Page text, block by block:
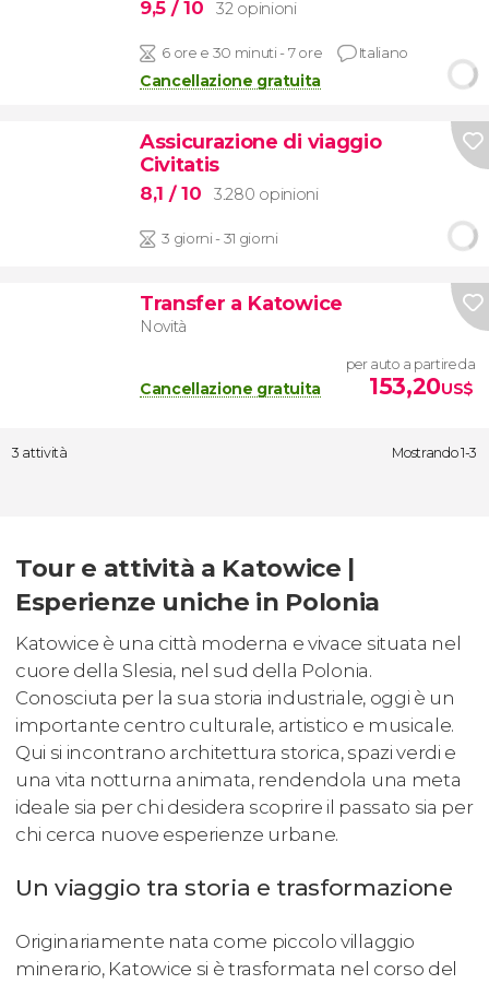
9,5 / 10 32 opinioni
6 ore e 30 minuti - 7 ore Italiano
Cancellazione gratuita
Assicurazione di viaggio
Civitatis
8,1 / 10 3.280 opinioni
3 giorni - 31 giorni
Transfer a Katowice
Novità
Cancellazione gratuita
per auto a partire da
153,20US$
3 attività Mostrando 1-3
Tour e attività a Katowice |
Esperienze uniche in Polonia
Katowice è una città moderna e vivace situata nel
cuore della Slesia, nel sud della Polonia.
Conosciuta per la sua storia industriale, oggi è un
importante centro culturale, artistico e musicale.
Qui si incontrano architettura storica, spazi verdi e
una vita notturna animata, rendendola una meta
ideale sia per chi desidera scoprire il passato sia per
chi cerca nuove esperienze urbane.
Un viaggio tra storia e trasformazione
Originariamente nata come piccolo villaggio
minerario, Katowice si è trasformata nel corso del